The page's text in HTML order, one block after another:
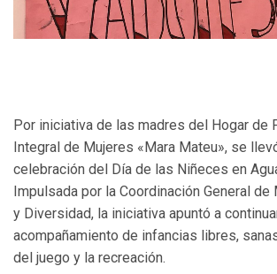
Por iniciativa de las madres del Hogar de
Integral de Mujeres «Mara Mateu», se
celebración del Día de las Niñeces en
Impulsada por la Coordinación General de
y Diversidad, la iniciativa apuntó a
acompañamiento de infancias libres,
del juego y la recreación.